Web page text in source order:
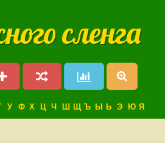
сленга
У Ф Х Ц Ч Ш Щ Ъ Ы Ь Э Ю Я